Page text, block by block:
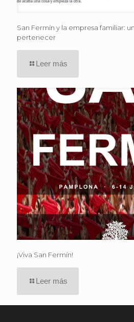
San Fermín y la empresa familiar:
pertenecer
Leer más
¡Viva San Fermín!
Leer más